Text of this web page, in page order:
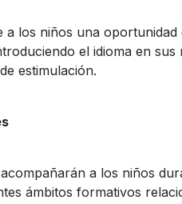
a los niños una
el idioma en
estimulación.
a los niños
ámbitos formativos